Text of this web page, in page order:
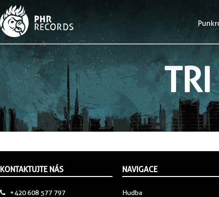
KONTAKTUJTE NÁS
+420 608 577 797
NAVIGACE
Hudba